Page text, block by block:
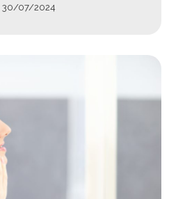
30/07/2024